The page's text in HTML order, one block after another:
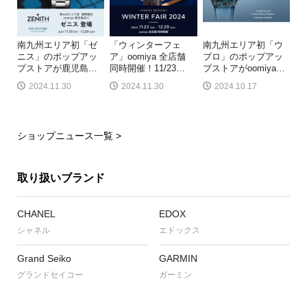
南九州エリア初「ゼ
ニス」のポップアッ
プストアが鹿児島…
2024.11.30
「ウィンターフェ
ア」oomiya 全店舗
同時開催！11/23…
2024.11.30
南九州エリア初「ウ
ブロ」のポップアッ
プストアがoomiya…
2024.10.17
ショップニュース一覧 >
取り扱いブランド
CHANEL
シャネル
EDOX
エドックス
Grand Seiko
グランドセイコー
GARMIN
ガーミン